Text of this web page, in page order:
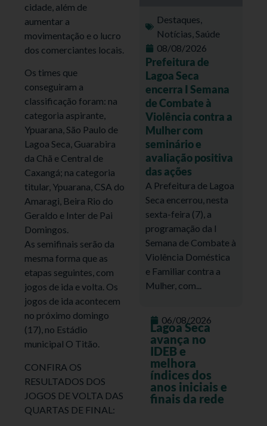
cidade, além de
aumentar a
movimentação e o lucro
dos comerciantes locais.
Os times que
conseguiram a
classificação foram: na
categoria aspirante,
Ypuarana, São Paulo de
Lagoa Seca, Guarabira
da Chã e Central de
Caxangá; na categoria
titular, Ypuarana, CSA do
Amaragi, Beira Rio do
Geraldo e Inter de Pai
Domingos.
As semifinais serão da
mesma forma que as
etapas seguintes, com
jogos de ida e volta. Os
jogos de ida acontecem
no próximo domingo
(17), no Estádio
municipal O Titão.
CONFIRA OS
RESULTADOS DOS
JOGOS DE VOLTA DAS
QUARTAS DE FINAL:
Destaques,
Notícias,Saúde
08/08/2026
Prefeitura de
Lagoa Seca
encerra I Semana
de Combate à
Violência contra a
Mulher com
seminário e
avaliação positiva
das ações
A Prefeitura de Lagoa
Seca encerrou, nesta
sexta-feira (7), a
programação da I
Semana de Combate à
Violência Doméstica
e Familiar contra a
Mulher, com...
06/08/2026
Lagoa Seca
avança no
IDEB e
melhora
índices dos
anos iniciais e
finais da rede